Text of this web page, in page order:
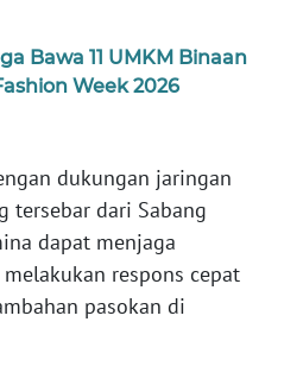
Bawa 11 UMKM Binaan
Week 2026
dukungan jaringan
tersebar dari Sabang
dapat menjaga
respons cepat
pasokan di